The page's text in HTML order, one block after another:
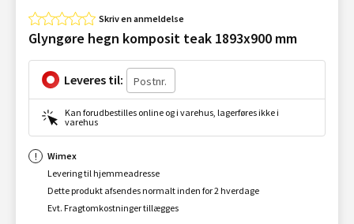
Skriv en anmeldelse
Glyngøre hegn komposit teak 1893x900 mm
Leveres til:
Kan forudbestilles online og i varehus, lagerføres ikke i
varehus
Wimex
Levering til hjemmeadresse
Dette produkt afsendes normalt inden for 2 hverdage
Evt. Fragtomkostninger tillægges